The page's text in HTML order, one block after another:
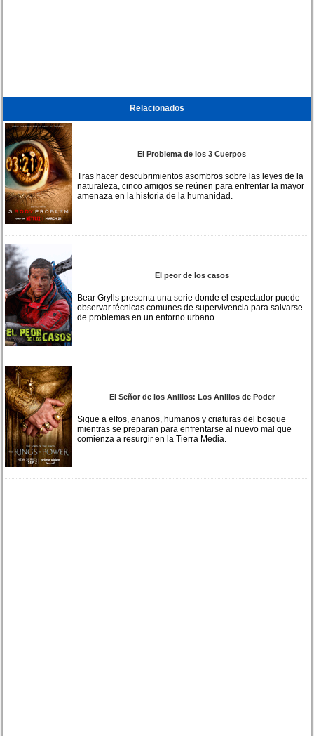
Relacionados
El Problema de los 3 Cuerpos
Tras hacer descubrimientos asombros sobre las leyes de la
naturaleza, cinco amigos se reúnen para enfrentar la mayor
amenaza en la historia de la humanidad.
El peor de los casos
Bear Grylls presenta una serie donde el espectador puede
observar técnicas comunes de supervivencia para salvarse
de problemas en un entorno urbano.
El Señor de los Anillos: Los Anillos de Poder
Sigue a elfos, enanos, humanos y criaturas del bosque
mientras se preparan para enfrentarse al nuevo mal que
comienza a resurgir en la Tierra Media.